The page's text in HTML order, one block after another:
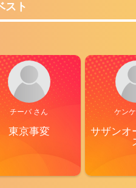
スト
チーバ さん
東京事変
ケン
サザンオ